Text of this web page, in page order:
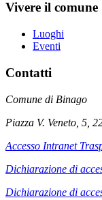
Vivere il comune
Luoghi
Eventi
Contatti
Comune di Binago
Piazza V. Veneto, 5,
Accesso Intranet
Dichiarazione di
Dichiarazione di